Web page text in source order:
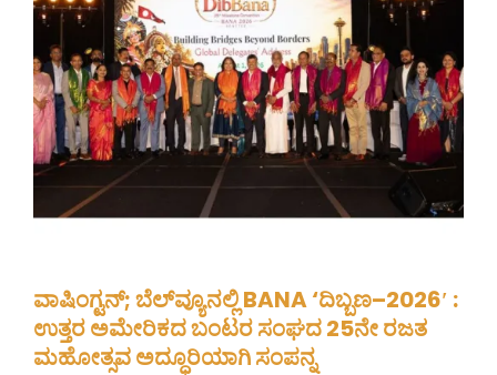
ವಾಷಿಂಗ್ಟನ್; ಬೆಲ್‌ವ್ಯೂನಲ್ಲಿ BANA ‘ದಿಬ್ಬಣ–2026′ :
ಉತ್ತರ ಅಮೇರಿಕದ ಬಂಟರ ಸಂಘದ 25ನೇ ರಜತ
ಮಹೋತ್ಸವ ಅದ್ಧೂರಿಯಾಗಿ ಸಂಪನ್ನ